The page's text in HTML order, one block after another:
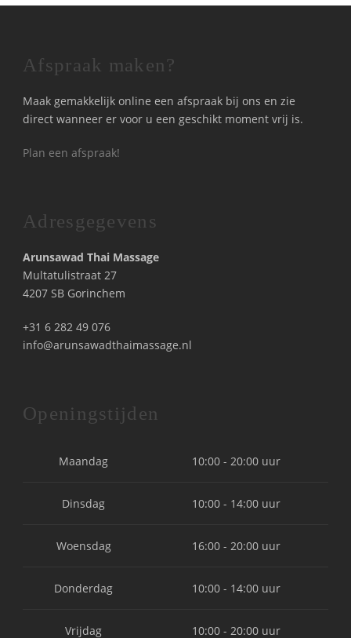
Afspraak maken?
Maak gemakkelijk online een afspraak bij ons en zie
direct wanneer er voor u een geschikt moment vrij is.
Plan een afspraak!
Adresgegevens
Arunsawad Thai Massage
Multatulistraat 27
4207 SB Gorinchem
+31 6 282 49 076
info@arunsawadthaimassage.nl
Openingstijden
Maandag 10:00 - 20:00 uur
Dinsdag 10:00 - 14:00 uur
Woensdag 16:00 - 20:00 uur
Donderdag 10:00 - 14:00 uur
Vrijdag 10:00 - 20:00 uur